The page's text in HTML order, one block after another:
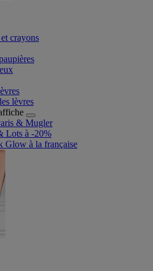
crayons
lèvres
& Mugler
Lots à -20%
Glow à la française